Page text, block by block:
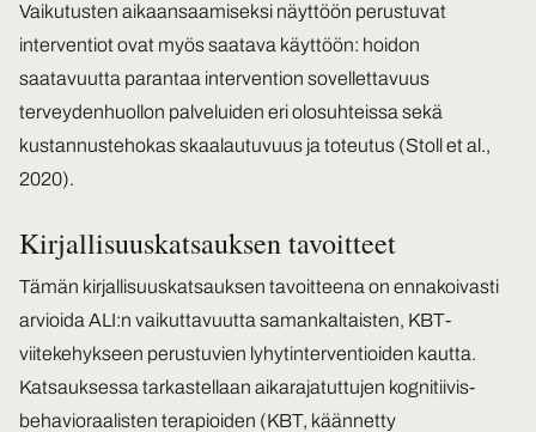
Vaikutusten aikaansaamiseksi näyttöön perustuvat
interventiot ovat myös saatava käyttöön: hoidon
saatavuutta parantaa intervention sovellettavuus
terveydenhuollon palveluiden eri olosuhteissa sekä
kustannustehokas skaalautuvuus ja toteutus (Stoll et al.,
2020).
Kirjallisuuskatsauksen tavoitteet
Tämän kirjallisuuskatsauksen tavoitteena on ennakoivasti
arvioida ALI:n vaikuttavuutta samankaltaisten, KBT-
viitekehykseen perustuvien lyhytinterventioiden kautta.
Katsauksessa tarkastellaan aikarajatuttujen kognitiivis-
behavioraalisten terapioiden (KBT, käännetty